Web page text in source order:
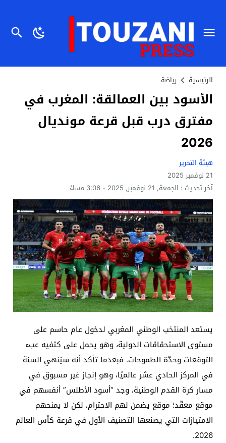
الرئيسية رياضة
الأسود بين العمالقة: المغرب في
مفترق درب قبل قرعة مونديال
2026
هيئة التحرير
21 نوفمبر 2025
آخر تحديث : الجمعة, 21 نوفمبر, 2025 - 3:06 مساءً
يستعد المنتخب الوطني المغربي لدخول عام حاسم على
مستوى الاستحقاقات الدولية، وهو يحمل على كتفيه عبء
التوقعات وحدّة الطموحات. فبعدما تأكد أنه سيُنهي السنة
في المركز الحادي عشر عالميًا، وهو إنجاز غير مسبوق في
مسار كرة القدم الوطنية، وجد “أسود الأطلس” أنفسهم في
موقع معقّد؛ موقع يضمن لهم الاحترام، لكن لا يمنحهم
الامتيازات التي يصنعها التصنيف الأول في قرعة كأس العالم
2026.